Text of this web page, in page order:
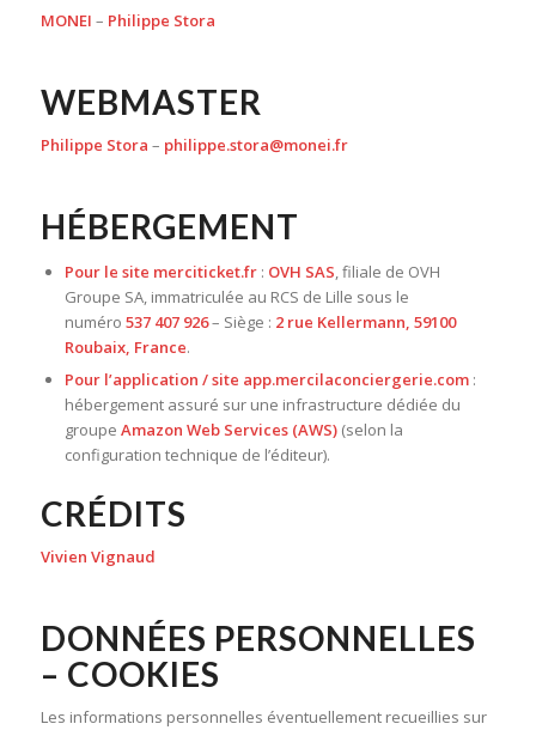
MONEI – Philippe Stora
WEBMASTER
Philippe Stora – philippe.stora@monei.fr
HÉBERGEMENT
Pour le site merciticket.fr: OVH SAS, filiale de OVH
Groupe SA, immatriculée au RCS de Lille sous le
numéro 537 407 926– Siège : 2 rue Kellermann, 59100
Roubaix, France.
Pour l’application / site app.mercilaconciergerie.com:
hébergement assuré sur une infrastructure dédiée du
groupe Amazon Web Services (AWS)(selon la
configuration technique de l’éditeur).
CRÉDITS
Vivien Vignaud
DONNÉES PERSONNELLES
– COOKIES
Les informations personnelles éventuellement recueillies sur